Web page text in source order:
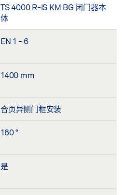
TS 4000 R-IS KM BG 闭门器本
体
EN 1 - 6
1400 mm
合页异侧门框安装
180 °
是